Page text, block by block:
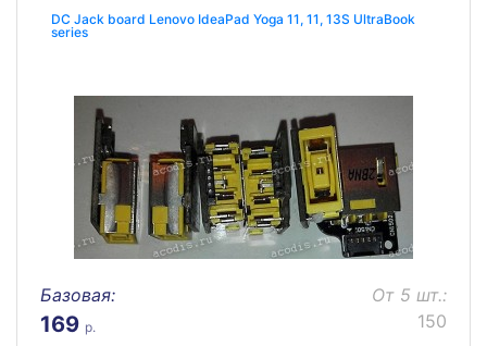
DC Jack board Lenovo IdeaPad Yoga 11, 11, 13S UltraBook
series
Базовая:
169 р.
От 5 шт.:
150